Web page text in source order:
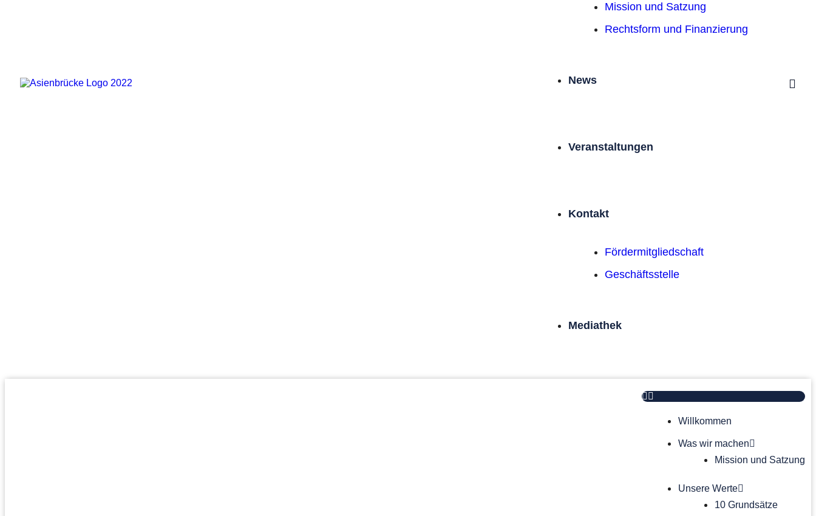
Mission und Satzung
Rechtsform und Finanzierung
News
Veranstaltungen
Kontakt
Förder­mitgliedschaft
Geschäftsstelle
Mediathek
Willkommen
Was wir machen
Mission und Satzung
Unsere Werte
10 Grundsätze